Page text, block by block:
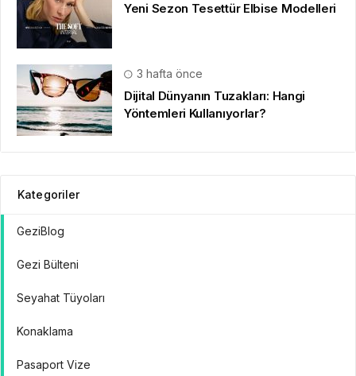
Yeni Sezon Tesettür Elbise Modelleri
3 hafta önce
Dijital Dünyanın Tuzakları: Hangi
Yöntemleri Kullanıyorlar?
Kategoriler
GeziBlog
Gezi Bülteni
Seyahat Tüyoları
Konaklama
Pasaport Vize